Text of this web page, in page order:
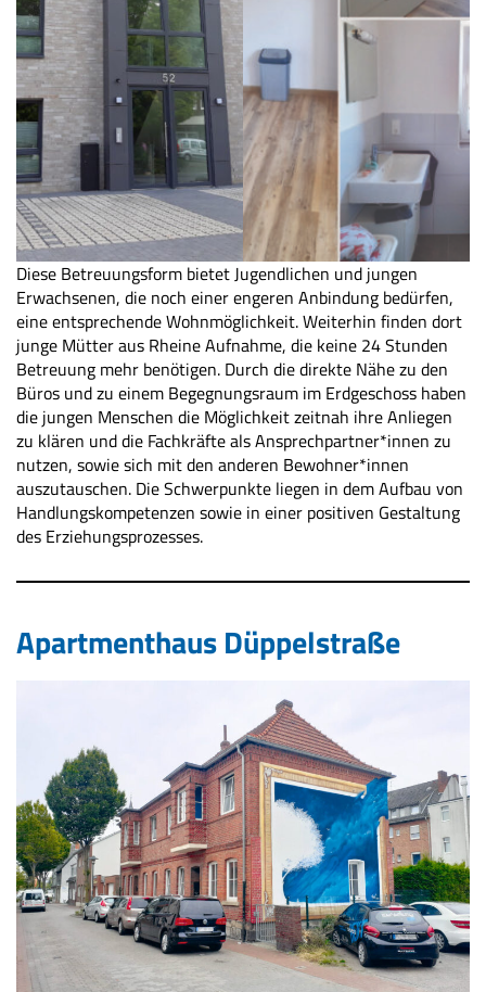
Diese Betreuungsform bietet Jugendlichen und jungen
Erwachsenen, die noch einer engeren Anbindung bedürfen,
eine entsprechende Wohnmöglichkeit. Weiterhin finden dort
junge Mütter aus Rheine Aufnahme, die keine 24 Stunden
Betreuung mehr benötigen. Durch die direkte Nähe zu den
Büros und zu einem Begegnungsraum im Erdgeschoss haben
die jungen Menschen die Möglichkeit zeitnah ihre Anliegen
zu klären und die Fachkräfte als Ansprechpartner*innen zu
nutzen, sowie sich mit den anderen Bewohner*innen
auszutauschen. Die Schwerpunkte liegen in dem Aufbau von
Handlungskompetenzen sowie in einer positiven Gestaltung
des Erziehungsprozesses.
Apartmenthaus Düppelstraße